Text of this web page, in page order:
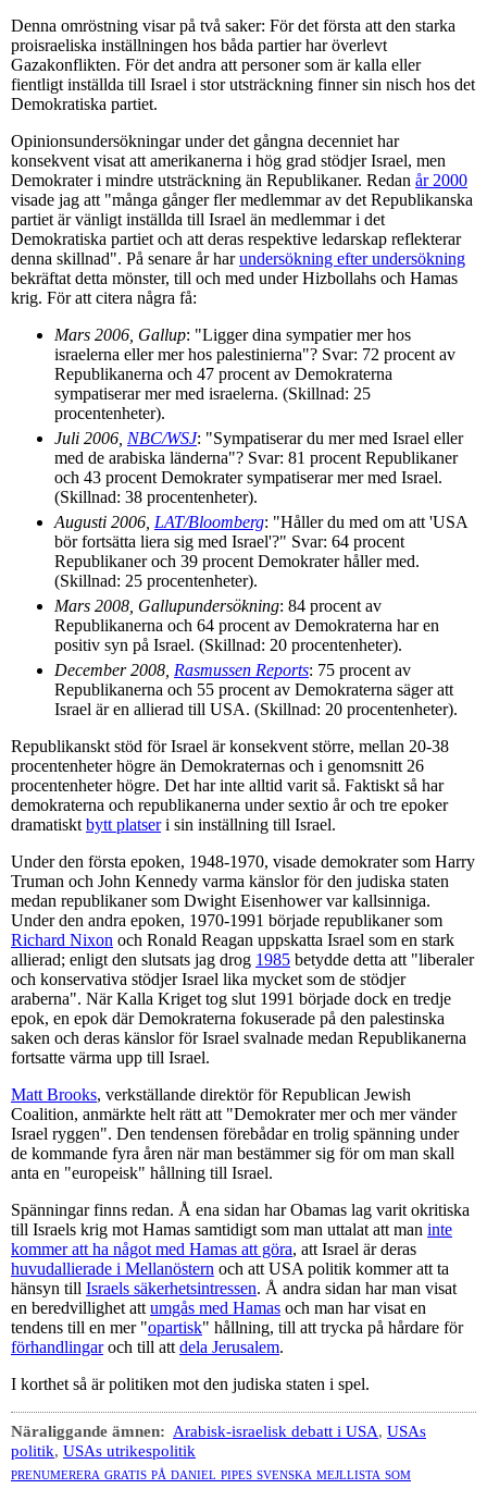
Denna omröstning visar på två saker: För det första att den starka
proisraeliska inställningen hos båda partier har överlevt
Gazakonflikten. För det andra att personer som är kalla eller
fientligt inställda till Israel i stor utsträckning finner sin nisch hos det
Demokratiska partiet.
Opinionsundersökningar under det gångna decenniet har
konsekvent visat att amerikanerna i hög grad stödjer Israel, men
Demokrater i mindre utsträckning än Republikaner. Redan år 2000
visade jag att "många gånger fler medlemmar av det Republikanska
partiet är vänligt inställda till Israel än medlemmar i det
Demokratiska partiet och att deras respektive ledarskap reflekterar
denna skillnad". På senare år harundersökning efter undersökning
bekräftat detta mönster, till och med under Hizbollahs och Hamas
krig. För att citera några få:
Mars 2006, Gallup: "Ligger dina sympatier mer hos
israelerna eller mer hos palestinierna"? Svar: 72 procent av
Republikanerna och 47 procent av Demokraterna
sympatiserar mer med israelerna. (Skillnad: 25
procentenheter).
Juli 2006, NBC/WSJ: "Sympatiserar du mer med Israel eller
med de arabiska länderna"? Svar: 81 procent Republikaner
och 43 procent Demokrater sympatiserar mer med Israel.
(Skillnad: 38 procentenheter).
Augusti 2006, LAT/Bloomberg: "Håller du med om att 'USA
bör fortsätta liera sig med Israel'?" Svar: 64 procent
Republikaner och 39 procent Demokrater håller med.
(Skillnad: 25 procentenheter).
Mars 2008, Gallupundersökning: 84 procent av
Republikanerna och 64 procent av Demokraterna har en
positiv syn på Israel. (Skillnad: 20 procentenheter).
December 2008, Rasmussen Reports: 75 procent av
Republikanerna och 55 procent av Demokraterna säger att
Israel är en allierad till USA. (Skillnad: 20 procentenheter).
Republikanskt stöd för Israel är konsekvent större, mellan 20-38
procentenheter högre än Demokraternas och i genomsnitt 26
procentenheter högre. Det har inte alltid varit så. Faktiskt så har
demokraterna och republikanerna under sextio år och tre epoker
dramatiskt bytt platseri sin inställning till Israel.
Under den första epoken, 1948-1970, visade demokrater som Harry
Truman och John Kennedy varma känslor för den judiska staten
medan republikaner som Dwight Eisenhower var kallsinniga.
Under den andra epoken, 1970-1991 började republikaner som
Richard Nixon och Ronald Reagan uppskatta Israel som en stark
allierad; enligt den slutsats jag drog 1985 betydde detta att "liberaler
och konservativa stödjer Israel lika mycket som de stödjer
araberna". När Kalla Kriget tog slut 1991 började dock en tredje
epok, en epok där Demokraterna fokuserade på den palestinska
saken och deras känslor för Israel svalnade medan Republikanerna
fortsatte värma upp till Israel.
Matt Brooks, verkställande direktör för Republican Jewish
Coalition, anmärkte helt rätt att "Demokrater mer och mer vänder
Israel ryggen". Den tendensen förebådar en trolig spänning under
de kommande fyra åren när man bestämmer sig för om man skall
anta en "europeisk" hållning till Israel.
Spänningar finns redan. Å ena sidan har Obamas lag varit okritiska
till Israels krig mot Hamas samtidigt som man uttalat att man inte
kommer att ha något med Hamas att göra, att Israel är deras
huvudallierade i Mellanöstern och att USA politik kommer att ta
hänsyn till Israels säkerhetsintressen. Å andra sidan har man visat
en beredvillighet att umgås med Hamas och man har visat en
tendens till en mer "opartisk" hållning, till att trycka på hårdare för
förhandlingaroch till att dela Jerusalem.
I korthet så är politiken mot den judiska staten i spel.
Näraliggande ämnen: Arabisk-israelisk debatt i USA, USAs
politik, USAs utrikespolitik
prenumerera gratis på daniel pipes svenska mejllista som